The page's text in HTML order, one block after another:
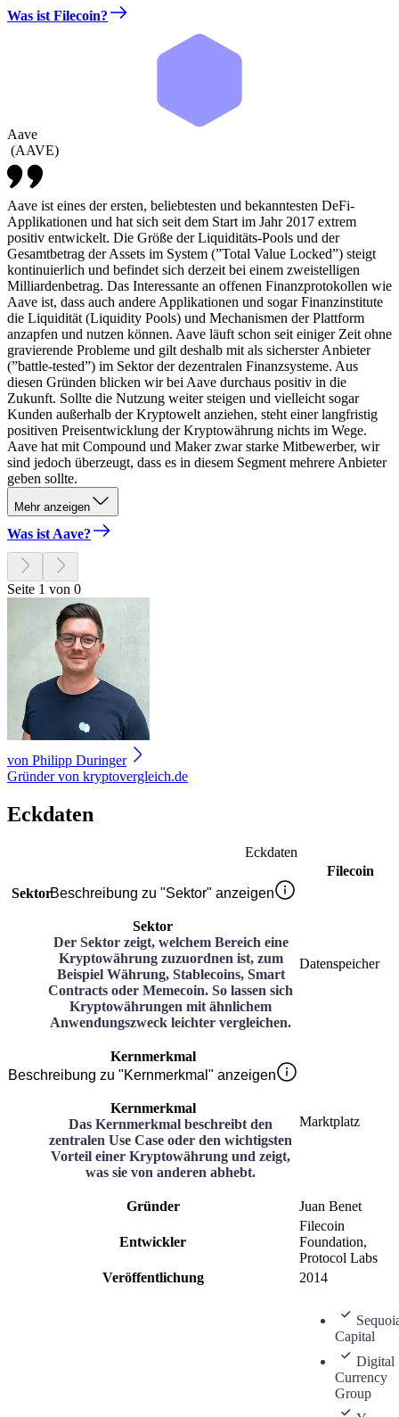
Was ist Filecoin?
Aave
(AAVE)
Aave ist eines der ersten, beliebtesten und bekanntesten DeFi-
Applikationen und hat sich seit dem Start im Jahr 2017 extrem
positiv entwickelt. Die Größe der Liquiditäts-Pools und der
Gesamtbetrag der Assets im System (”Total Value Locked”) steigt
kontinuierlich und befindet sich derzeit bei einem zweistelligen
Milliardenbetrag. Das Interessante an offenen Finanzprotokollen wie
Aave ist, dass auch andere Applikationen und sogar Finanzinstitute
die Liquidität (Liquidity Pools) und Mechanismen der Plattform
anzapfen und nutzen können. Aave läuft schon seit einiger Zeit ohne
gravierende Probleme und gilt deshalb mit als sicherster Anbieter
(”battle-tested”) im Sektor der dezentralen Finanzsysteme. Aus
diesen Gründen blicken wir bei Aave durchaus positiv in die
Zukunft. Sollte die Nutzung weiter steigen und vielleicht sogar
Kunden außerhalb der Kryptowelt anziehen, steht einer langfristig
positiven Preisentwicklung der Kryptowährung nichts im Wege.
Aave hat mit Compound und Maker zwar starke Mitbewerber, wir
sind jedoch überzeugt, dass es in diesem Segment mehrere Anbieter
geben sollte.
Mehr anzeigen
Was ist Aave?
Seite 1 von 0
von Philipp Duringer
Gründer von kryptovergleich.de
Eckdaten
Eckdaten
Filecoin
SektorBeschreibung zu "Sektor" anzeigen
Sektor
Der Sektor zeigt, welchem Bereich eine
Kryptowährung zuzuordnen ist, zum
Beispiel Währung, Stablecoins, Smart
Contracts oder Memecoin. So lassen sich
Kryptowährungen mit ähnlichem
Anwendungszweck leichter vergleichen.
Datenspeicher
Kernmerkmal
Beschreibung zu "Kernmerkmal" anzeigen
Kernmerkmal
Das Kernmerkmal beschreibt den
zentralen Use Case oder den wichtigsten
Vorteil einer Kryptowährung und zeigt,
was sie von anderen abhebt.
Marktplatz
Gründer Juan Benet
Entwickler
Filecoin
Foundation,
Protocol Labs
Veröffentlichung
2014
Capital
Digital
Currency
Group